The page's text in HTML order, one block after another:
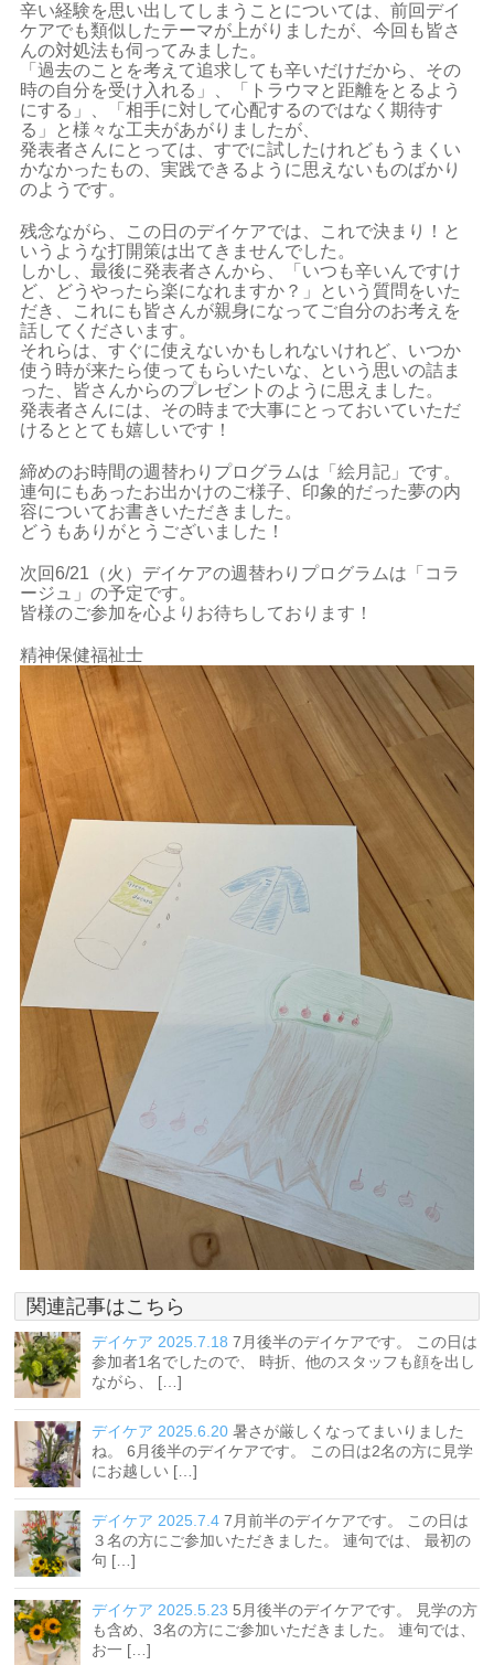
辛い経験を思い出してしまうことについては、前回デイ
ケアでも類似したテーマが上がりましたが、今回も皆さ
んの対処法も伺ってみました。
「過去のことを考えて追求しても辛いだけだから、その
時の自分を受け入れる」、「トラウマと距離をとるよう
にする」、「相手に対して心配するのではなく期待す
る」と様々な工夫があがりましたが、
発表者さんにとっては、すでに試したけれどもうまくい
かなかったもの、実践できるように思えないものばかり
のようです。
残念ながら、この日のデイケアでは、これで決まり！と
いうような打開策は出てきませんでした。
しかし、最後に発表者さんから、「いつも辛いんですけ
ど、どうやったら楽になれますか？」という質問をいた
だき、これにも皆さんが親身になってご自分のお考えを
話してくださいます。
それらは、すぐに使えないかもしれないけれど、いつか
使う時が来たら使ってもらいたいな、という思いの詰ま
った、皆さんからのプレゼントのように思えました。
発表者さんには、その時まで大事にとっておいていただ
けるととても嬉しいです！
締めのお時間の週替わりプログラムは「絵月記」です。
連句にもあったお出かけのご様子、印象的だった夢の内
容についてお書きいただきました。
どうもありがとうございました！
次回6/21（火）デイケアの週替わりプログラムは「コラ
ージュ」の予定です。
皆様のご参加を心よりお待ちしております！
精神保健福祉士
関連記事はこちら
デイケア 2025.7.18 7月後半のデイケアです。 この日は
参加者1名でしたので、 時折、他のスタッフも顔を出し
ながら、 […]
デイケア 2025.6.20 暑さが厳しくなってまいりました
ね。 6月後半のデイケアです。 この日は2名の方に見学
にお越しい […]
デイケア 2025.7.4 7月前半のデイケアです。 この日は
３名の方にご参加いただきました。 連句では、 最初の
句 […]
デイケア 2025.5.23 5月後半のデイケアです。 見学の方
も含め、3名の方にご参加いただきました。 連句では、
お一 […]